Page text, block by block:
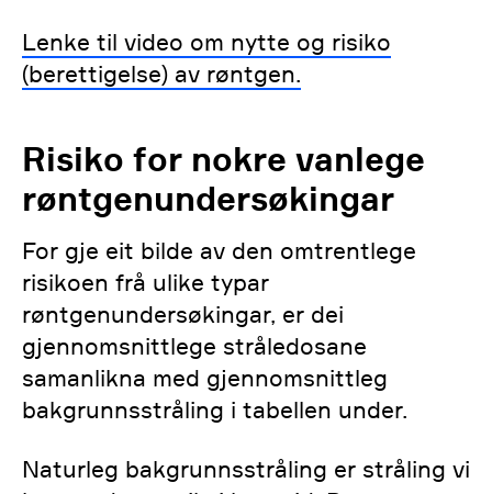
Lenke til video om nytte og risiko
(berettigelse) av røntgen.
Risiko for nokre vanlege
røntgenundersøkingar
For gje eit bilde av den omtrentlege
risikoen frå ulike typar
røntgenundersøkingar, er dei
gjennomsnittlege stråledosane
samanlikna med gjennomsnittleg
bakgrunnsstråling i tabellen under.
Naturleg bakgrunnsstråling er stråling vi